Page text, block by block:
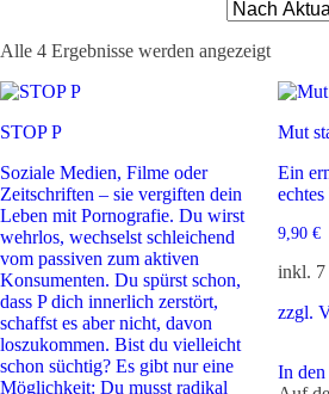
Alle 4 Ergebnisse werden angezeigtNach
sortiert
STOP P
Soziale Medien, Filme oder
Zeitschriften – sie vergiften dein
Leben mit Pornografie. Du wirst
wehrlos, wechselst schleichend
vom passiven zum aktiven
Konsumenten. Du spürst schon,
dass P dich innerlich zerstört,
schaffst es aber nicht, davon
loszukommen. Bist du vielleicht
schon süchtig? Es gibt nur eine
Möglichkeit: Du musst radikal
Mut
Ein
9,90 €
inkl. 7
zzgl.
In